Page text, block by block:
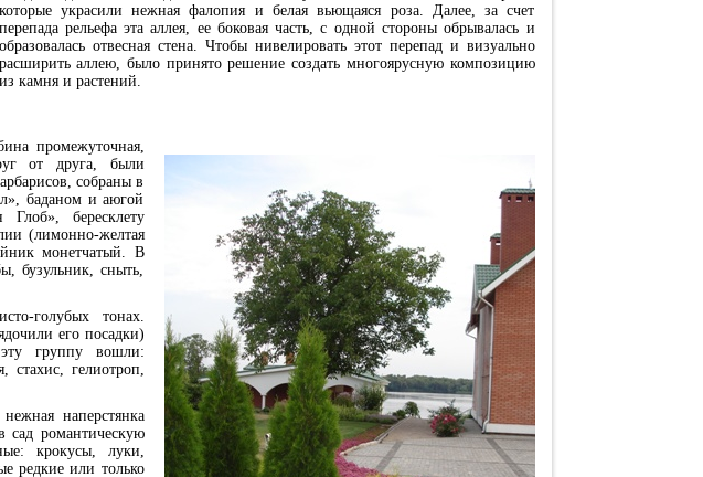
которые украсили нежная фалопия и белая вьющаяся роза. Далее, за счет
перепада рельефа эта аллея, ее боковая часть, с одной стороны обрывалась и
образовалась отвесная стена. Чтобы нивелировать этот перепад и визуально
расширить аллею, было принято решение создать многоярусную композицию
из камня и растений.
промежуточная,
от друга, были
собраны в
баданом и аюгой
бересклету
(лимонно-желтая
монетчатый. В
бузульник, сныть,
голубых тонах.
его посадки)
группу вошли:
стахис, гелиотроп,
наперстянка
сад романтическую
крокусы, луки,
редкие или только